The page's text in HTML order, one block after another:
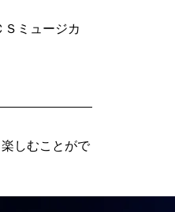
ミュージカ
しむことがで